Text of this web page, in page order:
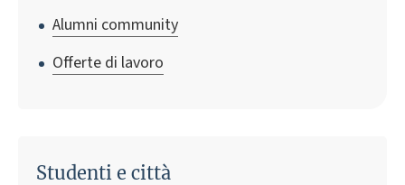
Alumni community
Offerte di lavoro
Studenti e città